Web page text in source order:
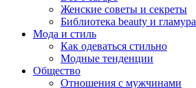
Женские советы и секреты
Библиотека beauty и гламура
Мода и стиль
Как одеваться стильно
Модные тенденции
Общество
Отношения с мужчинами